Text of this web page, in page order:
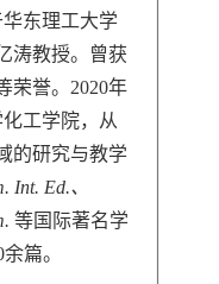
东理工大学
涛教授。曾获
荣誉。2020年
工学院，从
的研究与教学
Int. Ed.、
等国际著名学
篇。